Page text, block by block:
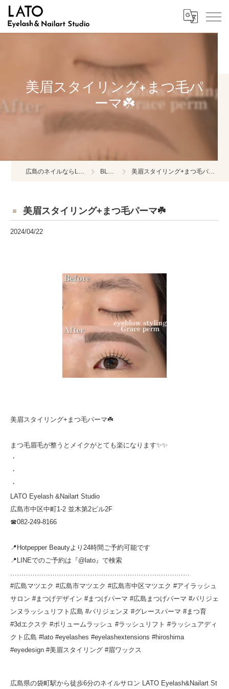
美眉スタイリング+まつ毛パ
ーマ☘️
BLOG 美眉スタイリング+まつ毛パーマ☘️
美眉スタイリング+まつ毛パーマ☘️
2024/04/22
美眉スタイリング+まつ毛パーマ☘️
まつ毛眉毛が整うとメイクがとても楽になります✨✨
・
・
・
LATO Eyelash &Nailart Studio
広島市中区中町1-2 並木第2ビル2F
☎︎082-249-8166
📍Hotpepper Beautyより24時間ご予約可能です
📍LINEでのご予約は『@lato』で検索
………………………………………………………………………
#広島マツエク #広島市マツエク #広島市中区マツエク #アイラッシュ
サロン #まつげデザイン #まつげパーマ #広島まつげパーマ #パリジェ
ンヌラッシュリフト広島 #パリジェンヌ #グレースパーマ #まつ育
#3dエクステ #ボリュームラッシュ #ラッシュリフト #ラッシュアディ
クト広島 #lato #eyelashes #eyelashextensions #hiroshima
#eyedesign #美眉スタイリング #眉ワックス
広島県の袋町駅から徒歩6分のネイルサロン LATO Eyelash&Nailart St